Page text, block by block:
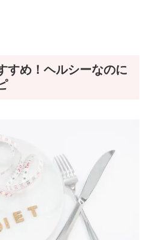
すめ！ヘルシーなのに